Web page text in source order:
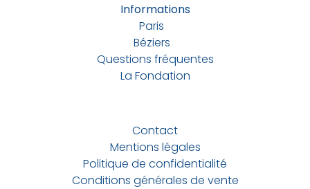
Informations
Paris
Béziers
Questions fréquentes
La Fondation
Contact
Mentions légales
Politique de confidentialité
Conditions générales de vente